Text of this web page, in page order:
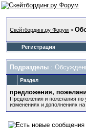
Скейтбординг.ру Форум >
Регистрация
Подразделы :
Раздел
предложения,
Предложения и пожелания
изменениях и дополнениях